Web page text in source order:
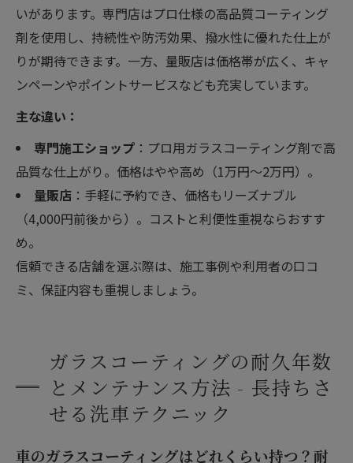
いがあります。専門店はプロ仕様の高品質コーティング
剤を使用し、持続性や防汚効果、撥水性に優れた仕上が
りが期待できます。一方、量販店は価格帯が広く、キャ
ンペーンやポイントサービスなども充実しています。
主な違い：
専門施工ショップ：プロ用ガラスコーティング剤で高
品質な仕上がり。価格はやや高め（1万円〜2万円）。
量販店：手軽に予約でき、価格もリーズナブル
（4,000円前後から）。コストと利便性重視ならおすす
め。
信頼できる店舗を選ぶ際は、施工事例や利用者の口コ
ミ、保証内容も重視しましょう。
ガラスコーティングの耐久年数
とメンテナンス方法 - 長持ちさ
せる洗車テクニック
車のガラスコーティングはどれくらい持つ？耐